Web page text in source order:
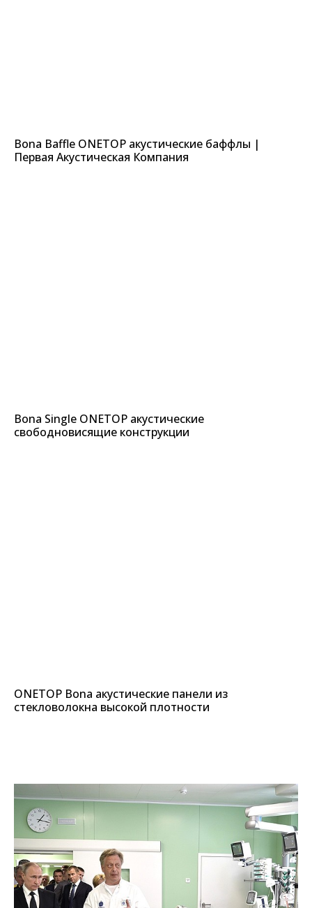
Bona Baffle ONETOP акустические баффлы |
Первая Акустическая Компания
Bona Single ONETOP акустические
свободновисящие конструкции
ONETOP Bona акустические панели из
стекловолокна высокой плотности